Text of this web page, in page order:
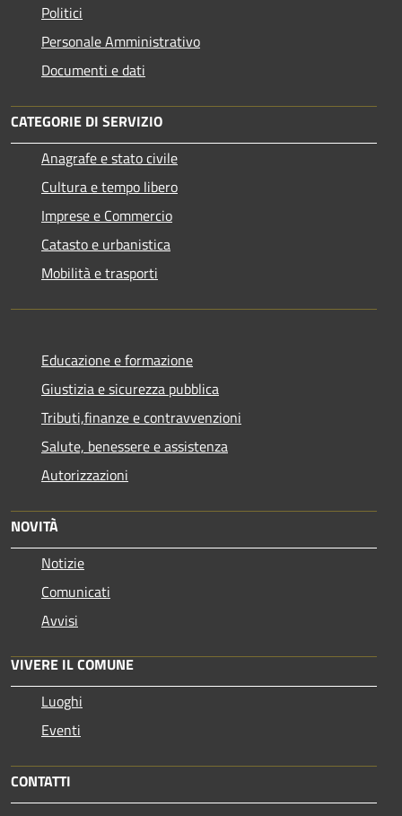
Politici
Personale Amministrativo
Documenti e dati
CATEGORIE DI SERVIZIO
Anagrafe e stato civile
Cultura e tempo libero
Imprese e Commercio
Catasto e urbanistica
Mobilità e trasporti
Educazione e formazione
Giustizia e sicurezza pubblica
Tributi,finanze e contravvenzioni
Salute, benessere e assistenza
Autorizzazioni
NOVITÀ
Notizie
Comunicati
Avvisi
VIVERE IL COMUNE
Luoghi
Eventi
CONTATTI